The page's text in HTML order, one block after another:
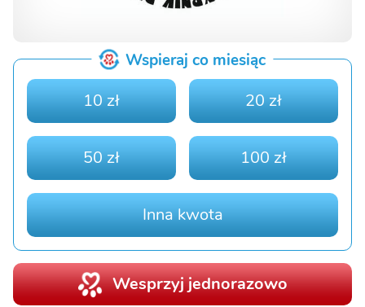
Wspieraj co miesiąc
10 zł 20 zł
50 zł 100 zł
Inna kwota
Wesprzyj jednorazowo